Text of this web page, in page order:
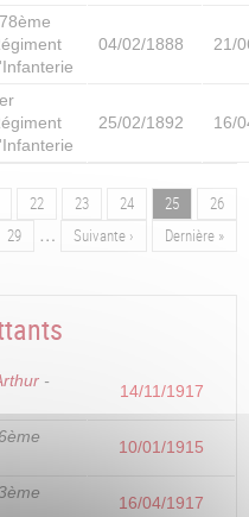
04/02/1888 21/
25/02/1892 16/
Page
22 Page
23 Page
24 Page
25 Page
26
Page
29 …
Page
Suivante ›
Dernière
Dernière »
-
14/11/1917
10/01/1915
16/04/1917